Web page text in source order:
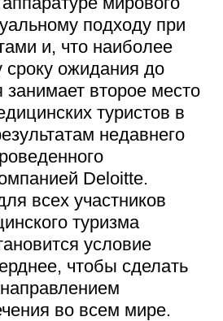
подходу при
и, что наиболее
ожидания до
второе место
туристов в
недавнего
Deloitte.
всех участников
туризма
условие
чтобы сделать
во всем мире.